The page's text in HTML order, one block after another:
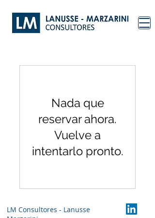
Nada que
reservar ahora.
Vuelve a
intentarlo pronto.
LM Consultores - Lanusse